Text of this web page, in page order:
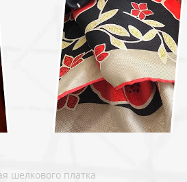
шелкового платка